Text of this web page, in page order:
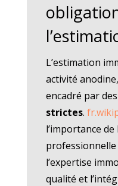
L’estimation
activité
encadré par des
strictes.
l’importance
professionnelle
l’expertise
qualité et